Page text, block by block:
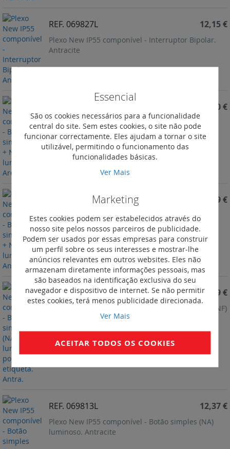
REF. 069827L
Plexo New IP55 componível - Interruptor Bipolar.
Antracite
12,15 €
Plexo New IP55 componível - Botão simples (NA +
NF) luminoso. Areia
17,70 €
REF. 069816L
Plexo New IP55 componível - Botão simples (NA +
NF) luminoso. Antracite
16,69 €
REF. 069814L
Plexo New IP55 componível - Botão simples (NA+NF)
lumin. porta-etiqueta. Antra.
20,19 €
REF. 069813L
Plexo New IP55 componível - Botão simples (NA)
luminoso. Antracite
12,37 €
Essencial
São os cookies necessários para a funcionalidade
central do site. Sem estes cookies, o site não pode
funcionar correctamente. Eles ajudam a tornar o site
utilizável, permitindo o funcionamento das
funcionalidades básicas.
Ver Mais
Marketing
Estes cookies podem ser estabelecidos através do
nosso site pelos nossos parceiros de publicidade.
Podem ser usados por essas empresas para construir
um perfil sobre os seus interesses e mostrar-lhe
anúncios relevantes em outros websites. Eles não
armazenam diretamente informações pessoais, mas
são baseados na identificação exclusiva do seu
navegador e dispositivo de internet. Se não permitir
estes cookies, terá menos publicidade direcionada.
Ver Mais
ACEITAR TODOS OS COOKIES